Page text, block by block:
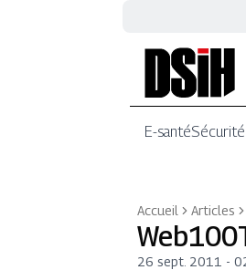
E-santéSécurité
Accueil
Articles
26 sept. 2011 -